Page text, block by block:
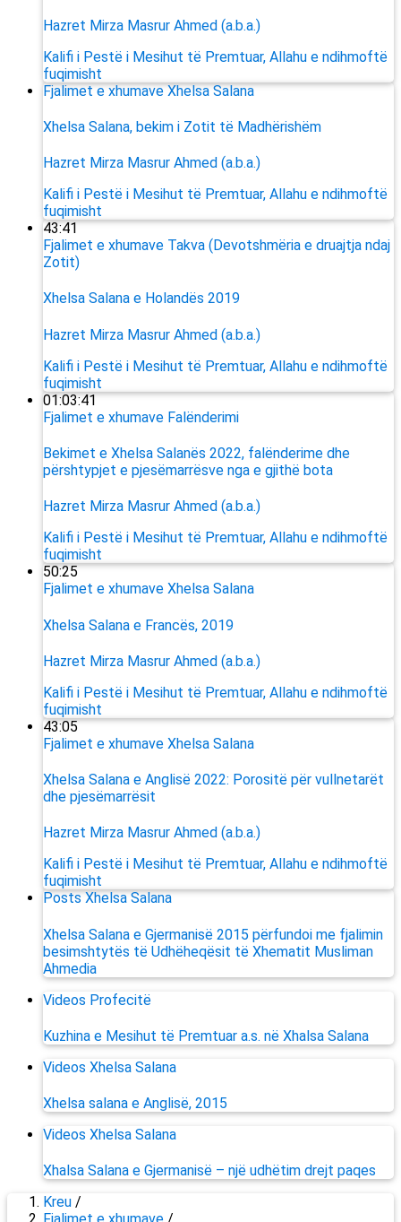
Hazret Mirza Masrur Ahmed (a.b.a.)
Kalifi i Pestë i Mesihut të Premtuar, Allahu e ndihmoftë
fuqimisht
Fjalimet e xhumaveXhelsa Salana
Xhelsa Salana, bekim i Zotit të Madhërishëm
Hazret Mirza Masrur Ahmed (a.b.a.)
Kalifi i Pestë i Mesihut të Premtuar, Allahu e ndihmoftë
fuqimisht
43:41
Fjalimet e xhumave Takva (Devotshmëria e druajtja ndaj
Zotit)
Xhelsa Salana e Holandës 2019
Hazret Mirza Masrur Ahmed (a.b.a.)
Kalifi i Pestë i Mesihut të Premtuar, Allahu e ndihmoftë
fuqimisht
01:03:41
Fjalimet e xhumave Falënderimi
Bekimet e Xhelsa Salanës 2022, falënderime dhe
përshtypjet e pjesëmarrësve nga e gjithë bota
Hazret Mirza Masrur Ahmed (a.b.a.)
Kalifi i Pestë i Mesihut të Premtuar, Allahu e ndihmoftë
fuqimisht
50:25
Fjalimet e xhumave Xhelsa Salana
Xhelsa Salana e Francës, 2019
Hazret Mirza Masrur Ahmed (a.b.a.)
Kalifi i Pestë i Mesihut të Premtuar, Allahu e ndihmoftë
fuqimisht
43:05
Fjalimet e xhumave Xhelsa Salana
Xhelsa Salana e Anglisë 2022: Porositë për vullnetarët
dhe pjesëmarrësit
Hazret Mirza Masrur Ahmed (a.b.a.)
Kalifi i Pestë i Mesihut të Premtuar, Allahu e ndihmoftë
fuqimisht
Posts Xhelsa Salana
Xhelsa Salana e Gjermanisë 2015 përfundoi me fjalimin
besimshtytës të Udhëheqësit të Xhematit Musliman
Ahmedia
Videos Profecitë
Kuzhina e Mesihut të Premtuar a.s. në Xhalsa Salana
Videos Xhelsa Salana
Xhelsa salana e Anglisë, 2015
Videos Xhelsa Salana
Xhalsa Salana e Gjermanisë – një udhëtim drejt paqes
Kreu /